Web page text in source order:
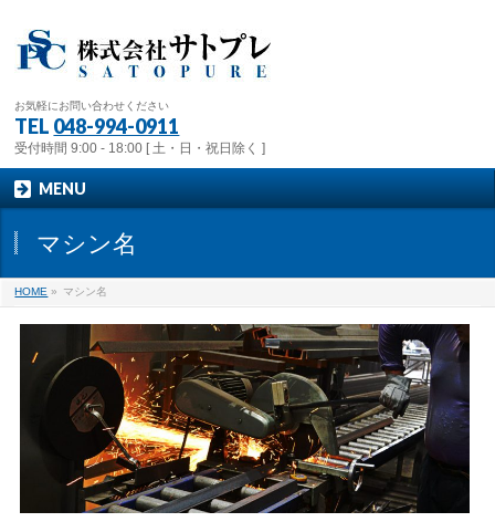
お気軽にお問い合わせください
TEL 048-994-0911
受付時間 9:00 - 18:00 [ 土・日・祝日除く ]
MENU
マシン名
HOME » マシン名